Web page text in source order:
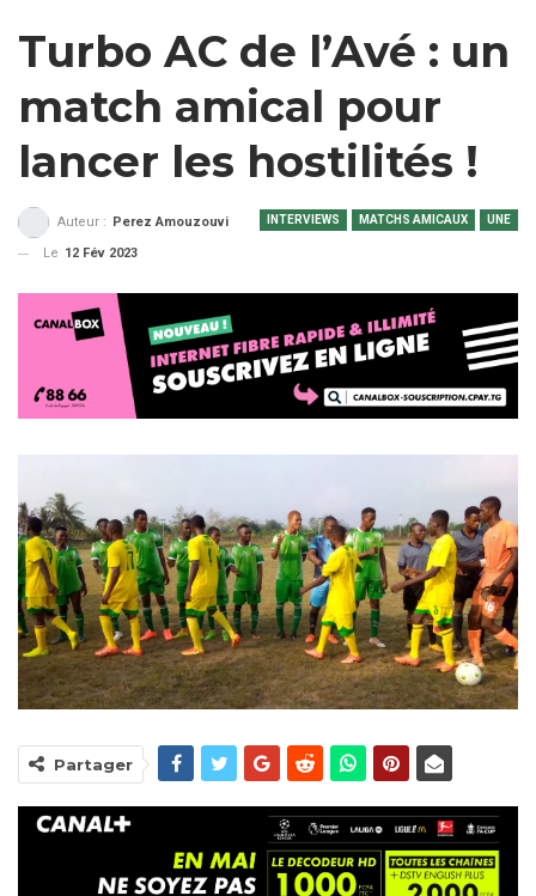
Turbo AC de l’Avé : un
match amical pour
lancer les hostilités !
INTERVIEWS MATCHS AMICAUX UNE
Auteur :
Perez Amouzouvi
Le 12 Fév 2023
Partager